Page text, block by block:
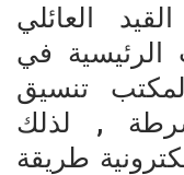
العائلي
الرئيسية في
تنسيق
, لذلك
طريقة